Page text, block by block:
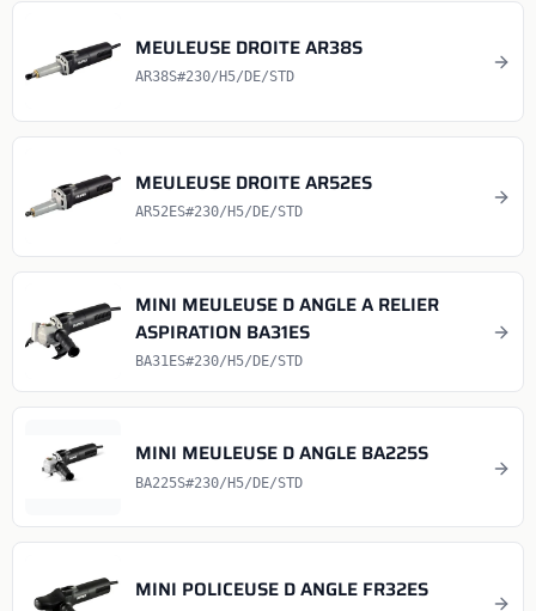
MEULEUSE DROITE AR38S
AR38S#230/H5/DE/STD
MEULEUSE DROITE AR52ES
AR52ES#230/H5/DE/STD
MINI MEULEUSE D ANGLE A RELIER
ASPIRATION BA31ES
BA31ES#230/H5/DE/STD
MINI MEULEUSE D ANGLE BA225S
BA225S#230/H5/DE/STD
MINI POLICEUSE D ANGLE FR32ES